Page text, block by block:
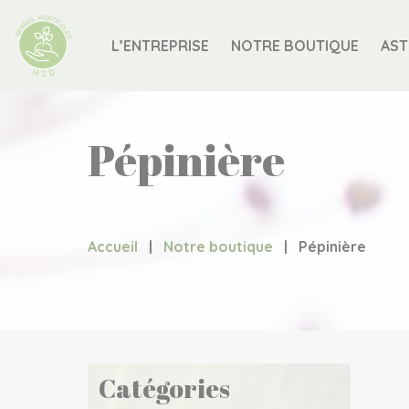
L’ENTREPRISE NOTRE BOUTIQUE
Pépinière
Accueil | Notre boutique | Pépinière
Catégories